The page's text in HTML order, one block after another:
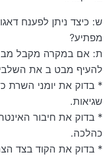
ש: כיצד ניתן לפענח
מפתיע?
ת: אם במקרה מקבל
להעיף מבט ב את
* בדוק את יומני השרת
שגיאות.
* בדוק את חיבור
כהלכה.
* בדוק את הקוד בצד